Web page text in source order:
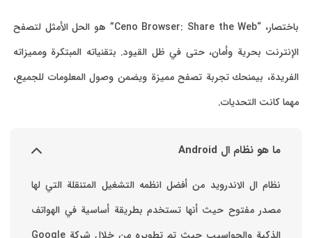
باختصار، “Ceno Browser: Share the Web” هو الحل الأمثل لتصفح
بحرية وأمان، حتى في ظل القيود. بتقنياته المبتكرة ومميزاته
بيمنحك تجربة تصفح مميزة ويضمن وصول المعلومات للجميع،
كانت التحديات.
ما هو نظام ال Android
نظام ال الاندرويد من أفضل انظمه التشغيل المتنقلة التي لها
مصدر مفتوح حيث أنها تستخدم بطريقة أساسية في الهواتف